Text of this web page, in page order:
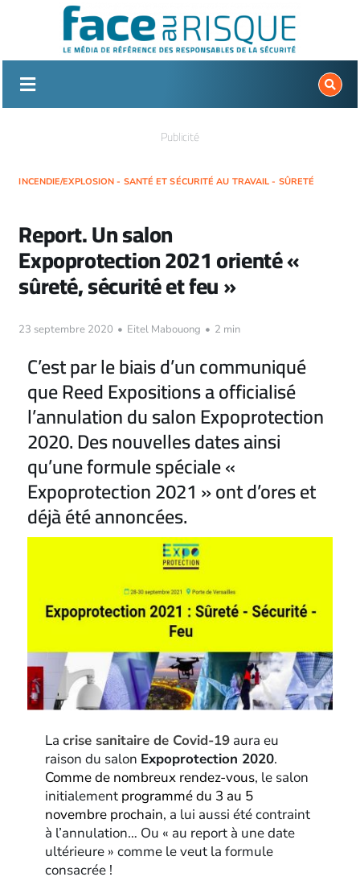
Publicité
INCENDIE/EXPLOSION - SANTÉ ET SÉCURITÉ AU TRAVAIL - SÛRETÉ
Report. Un salon
Expoprotection 2021 orienté «
sûreté, sécurité et feu »
23 septembre 2020 • Eitel Mabouong • 2 min
C’est par le biais d’un communiqué
que Reed Expositions a officialisé
l’annulation du salon Expoprotection
2020. Des nouvelles dates ainsi
qu’une formule spéciale «
Expoprotection 2021 » ont d’ores et
déjà été annoncées.
Lacrise sanitaire de Covid-19 aura eu
raison du salon Expoprotection 2020.
Comme de nombreux rendez-vous, le salon
initialement programmé du 3 au 5
novembre prochain, a lui aussi été contraint
à l’annulation… Ou « au report à une date
ultérieure » comme le veut la formule
consacrée !